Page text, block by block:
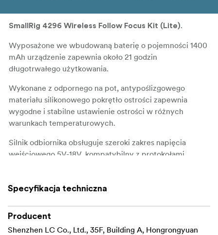
SmallRig 4296 Wireless Follow Focus Kit (Lite).
Wyposażone we wbudowaną baterię o pojemności 1400
mAh urządzenie zapewnia około 21 godzin
długotrwałego użytkowania.
Wykonane z odpornego na pot, antypoślizgowego
materiału silikonowego pokrętło ostrości zapewnia
wygodne i stabilne ustawienie ostrości w różnych
warunkach temperaturowych.
Silnik odbiornika obsługuje szeroki zakres napięcia
wejściowego 5V-18V, kompatybilny z protokołami
Wykorzystując precyzyjną konstrukcję przekładni,
łatwego sterowania obiektywami zmiennoogniskowymi.
Środki ostrożności:
Specyfikacja techniczna
Producent
Shenzhen LC Co., Ltd., 35F, Building A, Hongrongyuan